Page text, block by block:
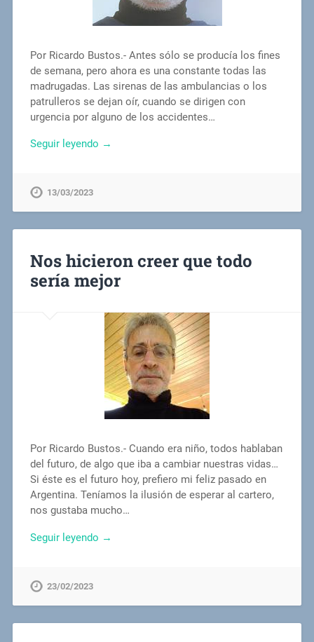
Por Ricardo Bustos.- Antes sólo se producía los fines
de semana, pero ahora es una constante todas las
madrugadas. Las sirenas de las ambulancias o los
patrulleros se dejan oír, cuando se dirigen con
urgencia por alguno de los accidentes…
Seguir leyendo →
13/03/2023
Nos hicieron creer que todo
sería mejor
Por Ricardo Bustos.- Cuando era niño, todos hablaban
del futuro, de algo que iba a cambiar nuestras vidas…
Si éste es el futuro hoy, prefiero mi feliz pasado en
Argentina. Teníamos la ilusión de esperar al cartero,
nos gustaba mucho…
Seguir leyendo →
23/02/2023